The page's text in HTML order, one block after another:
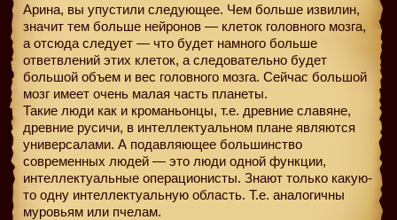
Арина, вы упустили следующее. Чем больше извилин,
значит тем больше нейронов — клеток головного мозга,
а отсюда следует — что будет намного больше
ответвлений этих клеток, а следовательно будет
большой объем и вес головного мозга. Сейчас большой
мозг имеет очень малая часть планеты.
Такие люди как и кроманьонцы, т.е. древние славяне,
древние русичи, в интеллектуальном плане являются
универсалами. А подавляющее большинство
современных людей — это люди одной функции,
интеллектуальные операционисты. Знают только какую-
то одну интеллектуальную область. Т.е. аналогичны
муровьям или пчелам.